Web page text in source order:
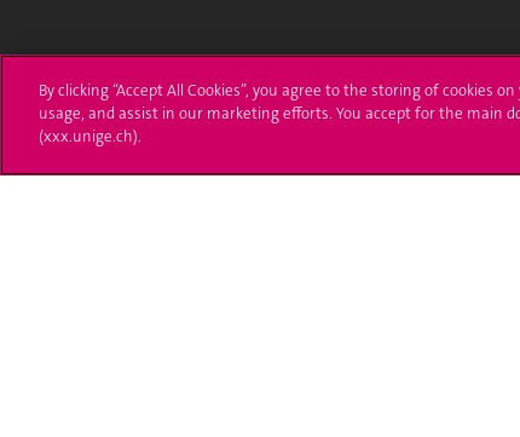
24 rue du Général-Dufour
T. +41 (0)22 379 71 11
By clicking “Accept All Cookies”, you agree to the storing of cookies
usage, and assist in our marketing efforts. You accept for the main
(xxx.unige.ch).